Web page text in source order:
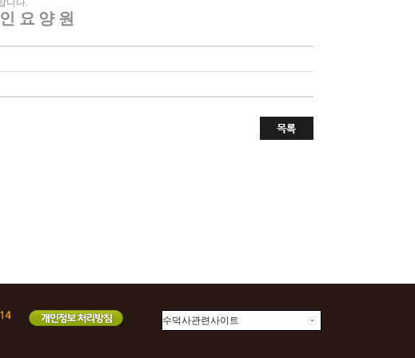
니다.
요 양 원
수덕사관련사이트